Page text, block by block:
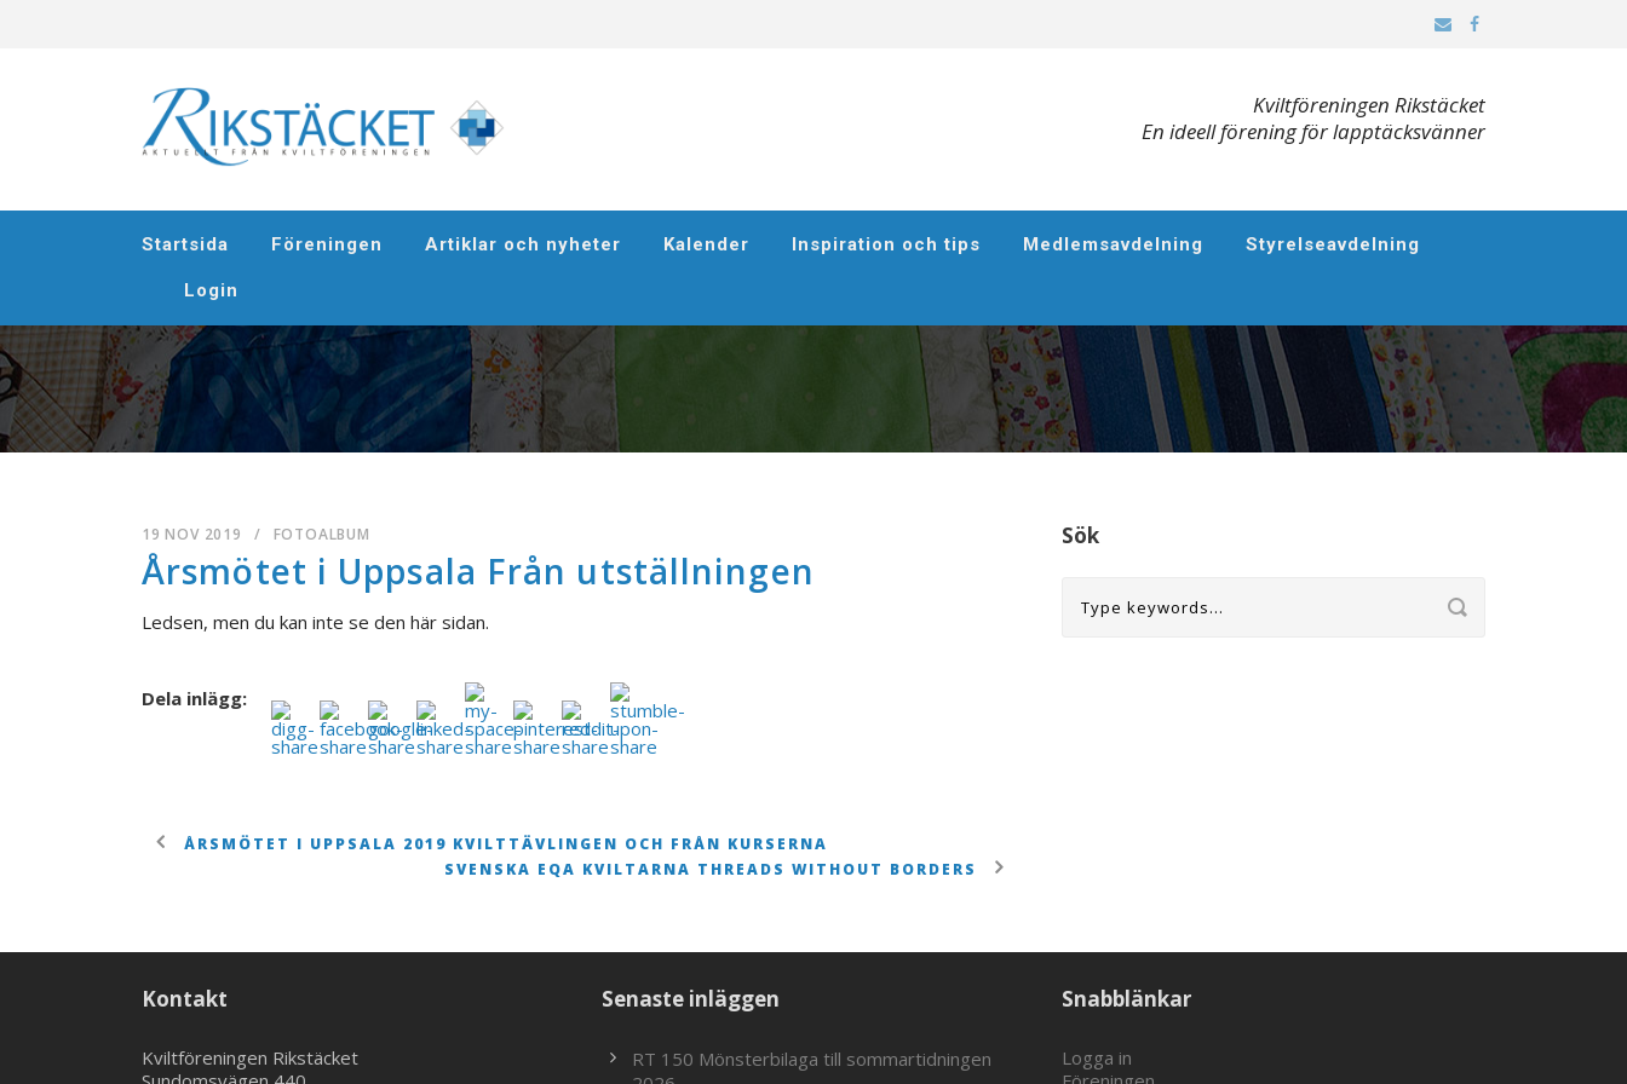
Kviltföreningen Rikstäcket
En ideell förening för lapptäcksvänner
Startsida Föreningen Artiklar och nyheter Kalender Inspiration och tips Medlemsavdelning Styrelseavdelning
Login
19 NOV 2019 / FOTOALBUM
Årsmötet i Uppsala Från utställningen
Ledsen, men du kan inte se den här sidan.
Dela inlägg:
ÅRSMÖTET I UPPSALA 2019 KVILTTÄVLINGEN OCH FRÅN KURSERNA
SVENSKA EQA KVILTARNA THREADS WITHOUT BORDERS
Sök
Kontakt
Kviltföreningen Rikstäcket
Senaste inläggen
RT 150 Mönsterbilaga till sommartidningen
Snabblänkar
Logga in